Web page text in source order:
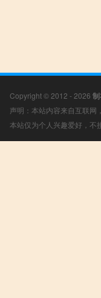
Copyright © 2012 - 2026
声明：本站内容来自互联网
本站仅为个人兴趣爱好，不